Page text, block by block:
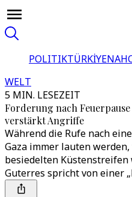
POLITIKTÜRKİYE
WELT
5 MIN. LESEZEIT
Forderung nach
verstärkt Angriffe
Während die Rufe nach
Gaza immer lauten
besiedelten
Guterres spricht von einer